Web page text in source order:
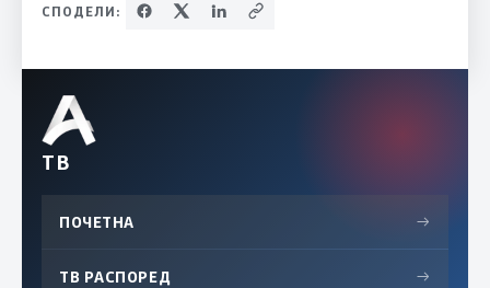
СПОДЕЛИ:
ТВ
ПОЧЕТНА →
ТВ РАСПОРЕД →